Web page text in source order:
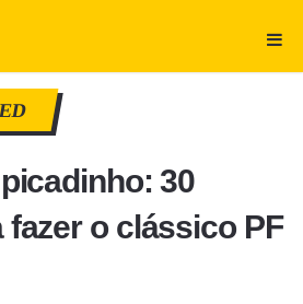
30
o clássico PF